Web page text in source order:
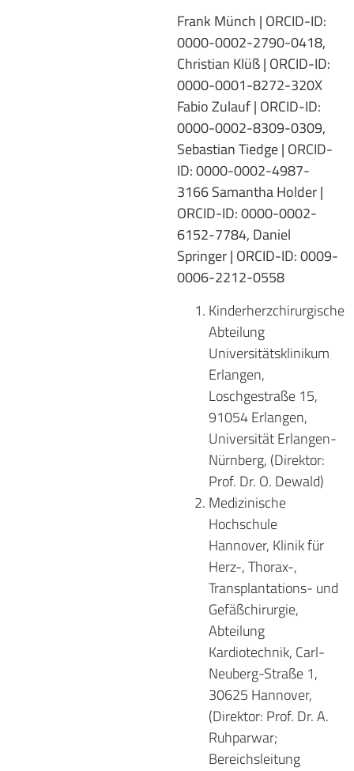
Frank Münch | ORCID-ID:
0000-0002-2790-0418,
Christian Klüß | ORCID-ID:
0000-0001-8272-320X
Fabio Zulauf | ORCID-ID:
0000-0002-8309-0309,
Sebastian Tiedge | ORCID-
ID: 0000-0002-4987-
3166 Samantha Holder |
ORCID-ID: 0000-0002-
6152-7784, Daniel
Springer | ORCID-ID: 0009-
0006-2212-0558
Kinderherzchirurgische
Abteilung
Universitätsklinikum
Erlangen,
Loschgestraße 15,
91054 Erlangen,
Universität Erlangen-
Nürnberg, (Direktor:
Prof. Dr. O. Dewald)
Medizinische
Hochschule
Hannover, Klinik für
Herz-, Thorax-,
Transplantations- und
Gefäßchirurgie,
Abteilung
Kardiotechnik, Carl-
Neuberg-Straße 1,
30625 Hannover,
(Direktor: Prof. Dr. A.
Ruhparwar;
Bereichsleitung